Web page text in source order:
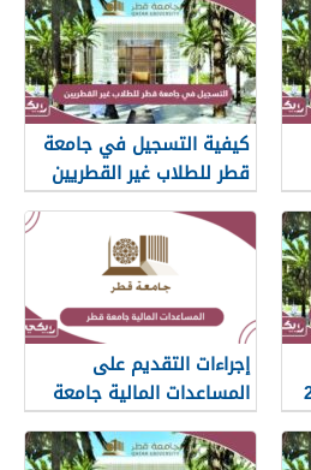
كيفية التسجيل في جامعة
قطر للطلاب غير القطريين
2026
إجراءات التقديم على
المساعدات المالية جامعة
قطر 2026